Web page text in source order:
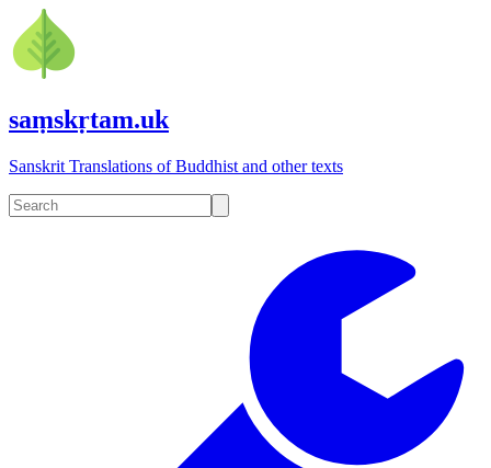
saṃskṛtam.uk
Sanskrit Translations of Buddhist and other texts